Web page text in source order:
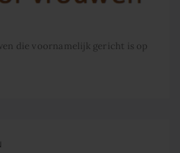
die voornamelijk gericht is op